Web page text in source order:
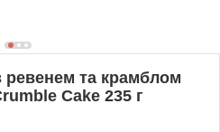
та крамблом
Cake 235 г